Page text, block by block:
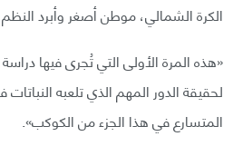
الكرة الشمالي، موطن أصغر وأبرد النظم
«هذه المرة الأولى التي تُجرى فيها
لحقيقة الدور المهم الذي تلعبه
المتسارع في هذا الجزء من الكوكب».